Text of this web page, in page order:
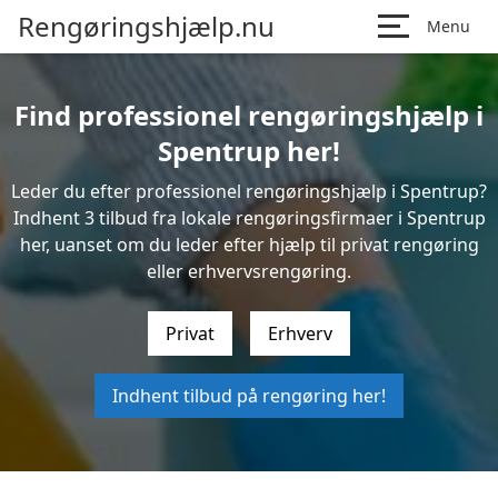
Rengøringshjælp.nu Menu
Find professionel rengøringshjælp i
Spentrup her!
Leder du efter professionel rengøringshjælp i Spentrup?
Indhent 3 tilbud fra lokale rengøringsfirmaer i Spentrup
her, uanset om du leder efter hjælp til privat rengøring
eller erhvervsrengøring.
Privat Erhverv
Indhent tilbud på rengøring her!